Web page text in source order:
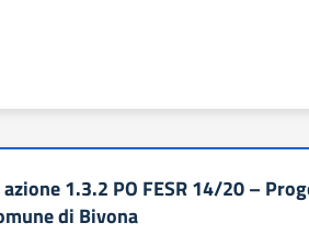
1.3.2 PO FESR 14/20 –
di Bivona